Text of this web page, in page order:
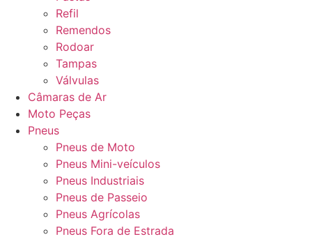
Refil
Remendos
Rodoar
Tampas
Válvulas
Câmaras de Ar
Moto Peças
Pneus
Pneus de Moto
Pneus Mini-veículos
Pneus Industriais
Pneus de Passeio
Pneus Agrícolas
Pneus Fora de Estrada